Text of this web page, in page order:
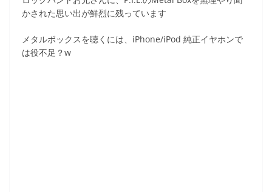
かされた思い出が鮮烈に残っています
メタルボックスを聴くには、iPhone/iPod 純正イヤホンで
は役不足？w